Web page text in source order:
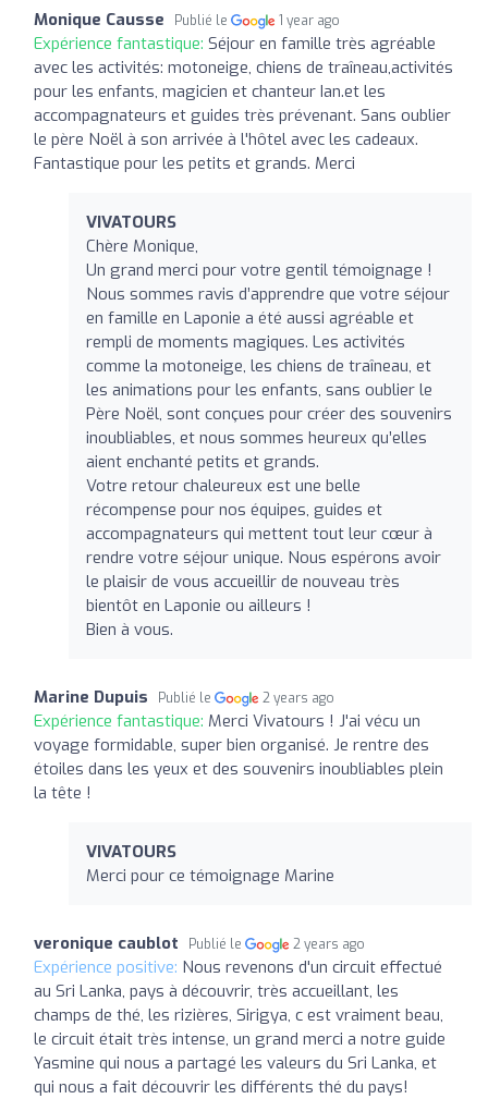
Monique Causse Publié le 1 year ago
Expérience fantastique: Séjour en famille très agréable
avec les activités: motoneige, chiens de traîneau,activités
pour les enfants, magicien et chanteur Ian.et les
accompagnateurs et guides très prévenant. Sans oublier
le père Noël à son arrivée à l'hôtel avec les cadeaux.
Fantastique pour les petits et grands. Merci
VIVATOURS
Chère Monique,
Un grand merci pour votre gentil témoignage !
Nous sommes ravis d’apprendre que votre séjour
en famille en Laponie a été aussi agréable et
rempli de moments magiques. Les activités
comme la motoneige, les chiens de traîneau, et
les animations pour les enfants, sans oublier le
Père Noël, sont conçues pour créer des souvenirs
inoubliables, et nous sommes heureux qu’elles
aient enchanté petits et grands.
Votre retour chaleureux est une belle
récompense pour nos équipes, guides et
accompagnateurs qui mettent tout leur cœur à
rendre votre séjour unique. Nous espérons avoir
le plaisir de vous accueillir de nouveau très
bientôt en Laponie ou ailleurs !
Bien à vous.
Marine Dupuis Publié le 2 years ago
Expérience fantastique: Merci Vivatours ! J'ai vécu un
voyage formidable, super bien organisé. Je rentre des
étoiles dans les yeux et des souvenirs inoubliables plein
la tête !
VIVATOURS
Merci pour ce témoignage Marine
veronique caublot Publié le 2 years ago
Expérience positive: Nous revenons d'un circuit effectué
au Sri Lanka, pays à découvrir, très accueillant, les
champs de thé, les rizières, Sirigya, c est vraiment beau,
le circuit était très intense, un grand merci a notre guide
Yasmine qui nous a partagé les valeurs du Sri Lanka, et
qui nous a fait découvrir les différents thé du pays!